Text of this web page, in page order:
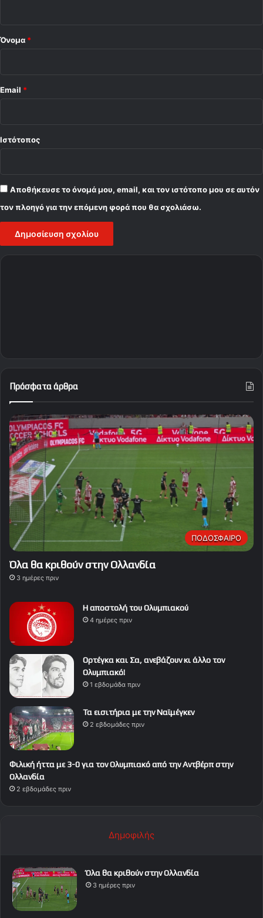
s
g
Όνομα *
Email *
Ιστότοπος
Αποθήκευσε το όνομά μου, email, και τον ιστότοπο μου σε αυτόν
τον πλοηγό για την επόμενη φορά που θα σχολιάσω.
Πρόσφατα άρθρα
ΠΟΔΟΣΦΑΙΡΟ
Όλα θα κριθούν στην Ολλανδία
3 ημέρες πριν
Η αποστολή του Ολυμπιακού
4 ημέρες πριν
Ορτέγκα και Σα, ανεβάζουν κι άλλο τον
Ολυμπιακό!
1 εβδομάδα πριν
Τα εισιτήρια με την Ναϊμέγκεν
2 εβδομάδες πριν
Φιλική ήττα με 3-0 για τον Ολυμπιακό από την Αντβέρπ στην
Ολλανδία
2 εβδομάδες πριν
Δημοφιλής
Όλα θα κριθούν στην Ολλανδία
3 ημέρες πριν